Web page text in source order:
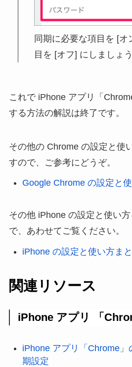
同期に必要な項目を [
目を [オフ] にしましょう
これで iPhone アプリ「
する方法の解説は終了です。
その他の Chrome の設定と使
すので、ご参考にどうぞ。
Google Chrome の設定と
その他 iPhone の設定と使い
で、あわせてご覧ください。
iPhone の設定と使い方ま
関連リソース
iPhone アプリ 「
iPhone アプリ「Chrome」
期設定